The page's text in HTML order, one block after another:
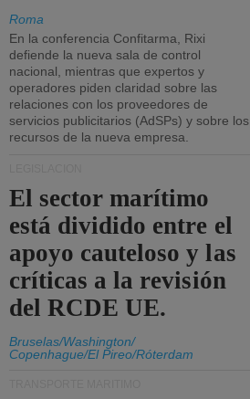
Roma
En la conferencia Confitarma, Rixi
defiende la nueva sala de control
nacional, mientras que expertos y
operadores piden claridad sobre las
relaciones con los proveedores de
servicios publicitarios (AdSPs) y sobre los
recursos de la nueva empresa.
El sector marítimo
está dividido entre el
apoyo cauteloso y las
críticas a la revisión
del RCDE UE.
Bruselas/Washington/
Copenhague/El Pireo/Róterdam